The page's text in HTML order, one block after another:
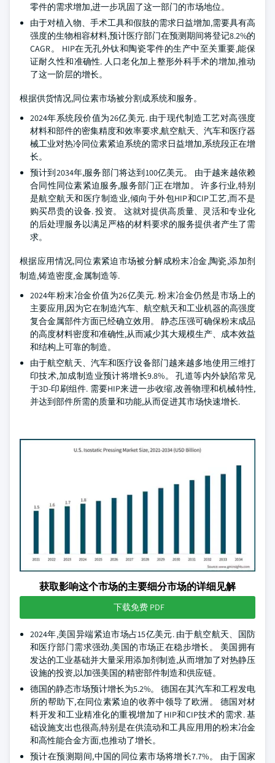
零件的需求增加,进一步巩固了这一部门的市场地位。
由于对植入物、手术工具和假肢的需求日益增加,需要具有高
强度的生物相容材料,预计医疗部门在预测期间将登记8.2%的
CAGR。 HIP在无孔外钛和陶瓷零件的生产中至关重要,能保
证耐久性和准确性. 人口老化加上整形外科手术的增加,推动
了这一阶层的增长。
根据供货情况,同位素市场被分割成系统和服务。
2024年系统段价值为26亿美元. 由于现代制造工艺对高强度
材料和部件的密集精度和效率要求,航空航天、汽车和医疗器
械工业对热冷同位素紧迫系统的需求日益增加,系统段正在增
长。
预计到2034年,服务部门将达到100亿美元。 由于越来越依赖
合同性同位素紧迫服务,服务部门正在增加。 许多行业,特别
是航空航天和医疗制造业,倾向于外包HIP和CIP工艺,而不是
购买昂贵的设备. 投资。 这就对提供高质量、灵活和专业化
的后处理服务以满足严格的材料要求的服务提供者产生了需
求。
根据应用情况,同位素紧迫市场被分解成粉末冶金,陶瓷,添加剂
制造,铸造密度,金属制造等.
2024年粉末冶金价值为26亿美元. 粉末冶金仍然是市场上的
主要应用,因为它在制造汽车、航空航天和工业机器的高强度
复合金属部件方面已经确立效用。 静态压强可确保粉末成品
的高度材料密度和准确性,从而减少其大规模生产、成本效益
和结构上可靠的制造。
由于航空航天、汽车和医疗设备部门越来越多地使用三维打
印技术,加成制造业预计将增长9.8%。 孔道等内外缺陷常见
于3D-印刷组件. 需要HIP来进一步收缩,改善物理和机械特性,
并达到部件所需的质量和功能,从而促进其市场快速增长.
获取影响这个市场的主要细分市场的详细见解
下载免费 PDF
2024年,美国异端紧迫市场占15亿美元. 由于航空航天、国防
和医疗部门需求强劲,美国的市场正在稳步增长。 美国拥有
发达的工业基础并大量采用添加剂制造,从而增加了对热静压
设施的投资,以加强美国的精密部件制造和供应链。
德国的静态市场预计增长为5.2%。 德国在其汽车和工程发电
所的帮助下,在同位素紧迫的收养中领导了欧洲。 德国对材
料开发和工业精准化的重视增加了HIP和CIP技术的需求. 基
础设施支出也很高,特别是在供流动和工具应用用的粉末冶金
和高性能合金方面,也推动了增长。
预计在预测期间,中国的同位素市场将增长7.7%。 由于国家